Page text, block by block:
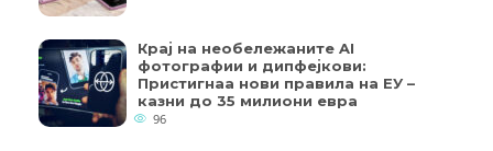
Крај на необележаните AI
фотографии и дипфејкови:
Пристигнаа нови правила на ЕУ –
казни до 35 милиони евра
96